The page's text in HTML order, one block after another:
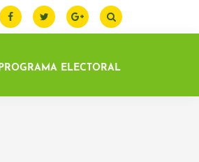
ELECTORAL